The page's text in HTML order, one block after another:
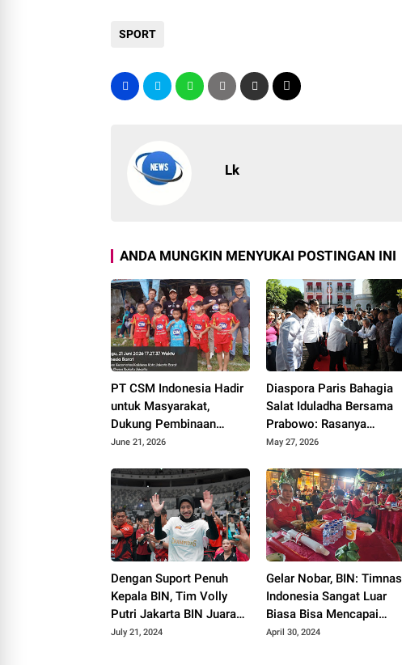
SPORT
Lk
ANDA MUNGKIN MENYUKAI POSTINGAN INI
PT CSM Indonesia Hadir
untuk Masyarakat,
Dukung Pembinaan
Olahraga Melalui
June 21, 2026
Diaspora Paris Bahagia
Salat Iduladha Bersama
Prabowo: Rasanya
Seperti Kumpul dengan
May 27, 2026
Dengan Suport Penuh
Kepala BIN, Tim Volly
Putri Jakarta BIN Juara
Proliga 2024
July 21, 2024
Gelar Nobar, BIN: Timnas
Indonesia Sangat Luar
Biasa Bisa Mencapai
Semi Final
April 30, 2024